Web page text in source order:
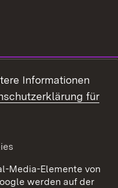
Informationen
für
Media-Elemente von
werden auf der